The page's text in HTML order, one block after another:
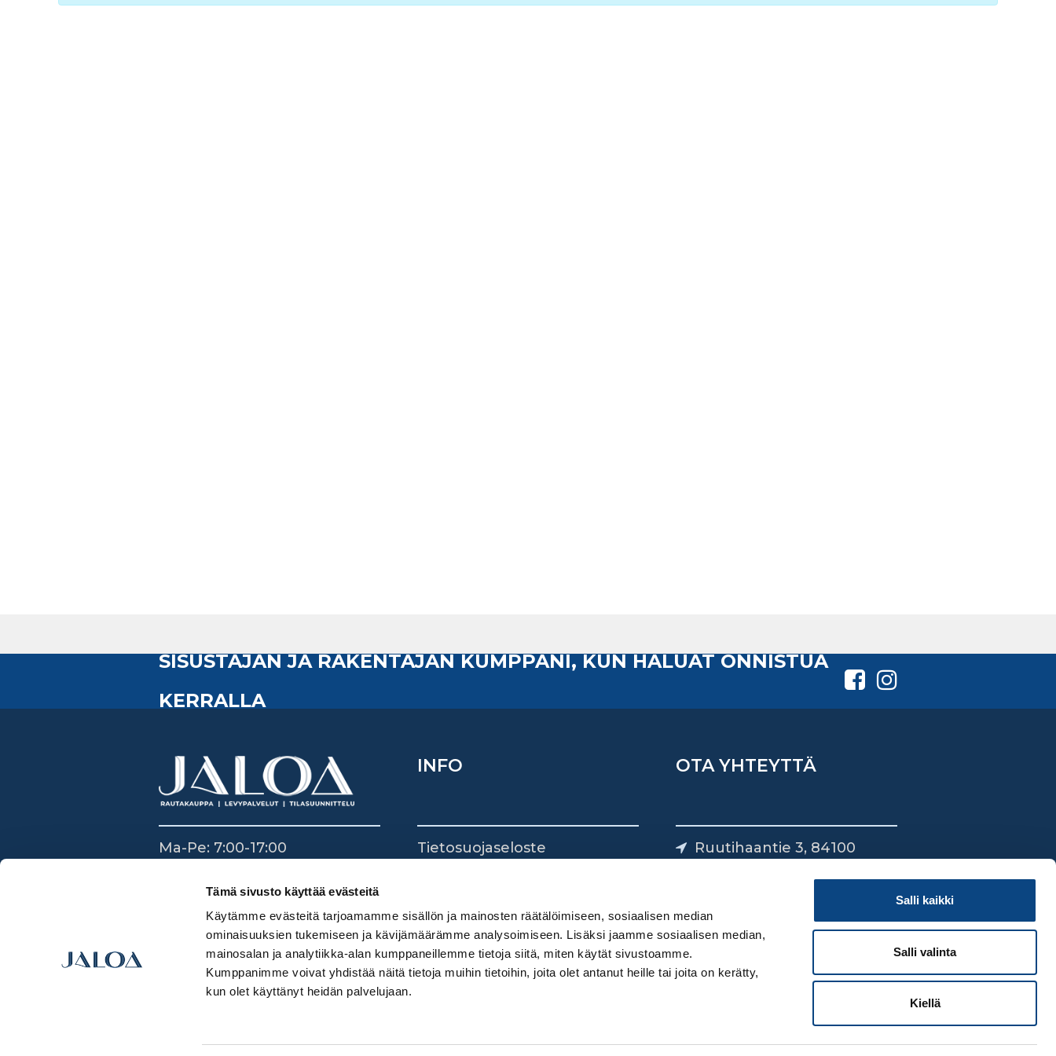
Tämä sivusto käyttää evästeitä
Käytämme evästeitä tarjoamamme sisällön ja mainosten räätälöimiseen, sosiaalisen median
ominaisuuksien tukemiseen ja kävijämäärämme analysoimiseen. Lisäksi jaamme sosiaalisen median,
mainosalan ja analytiikka-alan kumppaneillemme tietoja siitä, miten käytät sivustoamme.
Kumppanimme voivat yhdistää näitä tietoja muihin tietoihin, joita olet antanut heille tai joita on kerätty,
kun olet käyttänyt heidän palvelujaan.
Salli kaikki
Salli valinta
Kiellä
SISUSTAJAN JA RAKENTAJAN KUMPPANI, KUN HALUAT ONNISTUA
KERRALLA
Ma-Pe: 7:00-17:00
Su: Suljettu
INFO
Tietosuojaseloste
OTA YHTEYTTÄ
Ruutihaantie 3, 84100